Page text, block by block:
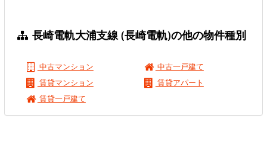
長崎電軌大浦支線 (長崎電軌)の他の物件種別
中古マンション
中古一戸建て
賃貸マンション
賃貸アパート
賃貸一戸建て